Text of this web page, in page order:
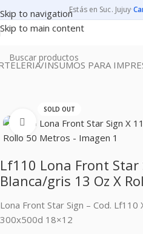
Skip to navigation
Skip to main content
Estás en Suc. Jujuy·
INSUMOS PARA
SOLD OUT
Clic para ampliar
Lf110 Lona Front Star
Blanca/gris 13 Oz X
Lona Front Star Sign – Cod.
300x500d 18×12